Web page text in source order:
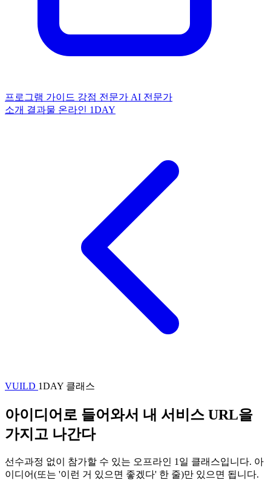
프로그램 가이드 강점 전문가 AI 전문가
소개 결과물 온라인 1DAY
VUILD 1DAY 클래스
아이디어로 들어와서 내 서비스 URL을
가지고 나간다
선수과정 없이 참가할 수 있는 오프라인 1일 클래스입니다. 아
이디어(또는 '이런 거 있으면 좋겠다' 한 줄)만 있으면 됩니다.